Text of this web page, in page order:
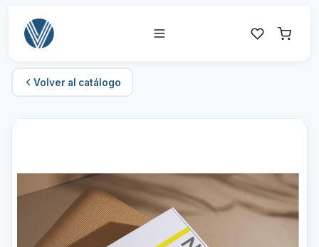
Volver al catálogo